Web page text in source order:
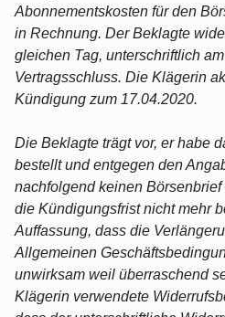
Abonnementskosten für den
in Rechnung. Der Beklagte
gleichen Tag, unterschriftlich
Vertragsschluss. Die Klägerin
Kündigung zum 17.04.2020.
Die Beklagte trägt vor, er habe
bestellt und entgegen den
nachfolgend keinen
die Kündigungsfrist nicht mehr
Auffassung, dass die
Allgemeinen
unwirksam weil überraschend
Klägerin verwendete